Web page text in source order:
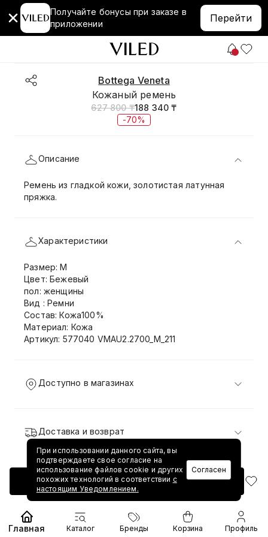
Получайте бонусы при заказе в
приложении
Перейти
Bottega Veneta
Кожаный ремень
627 800 ₸188 340 ₸
-70%
Добавить в корзину
Описание
Ремень из гладкой кожи, золотистая латунная
пряжка.
Характеристики
Размер: M
Цвет: Бежевый
пол: женщины
Вид : Ремни
Состав: Кожа100%
Материал: Кожа
Артикул: 577040 VMAU2.2700_M_211
Доступно в магазинах
Доставка и возврат
При использовании данного сайта, вы
подтверждаете свое согласие на
использование файлов cookie и других
похожих технологий в соответствии с
настоящим Уведомлением.
Согласен
Главная Каталог Бренды Корзина Профиль